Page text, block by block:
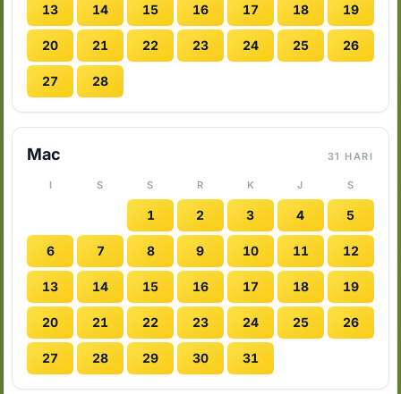
13 14 15 16 17 18 19
20 21 22 23 24 25 26
27 28
Mac 31 HARI
I S S R K J S
1 2 3 4 5
6 7 8 9 10 11 12
13 14 15 16 17 18 19
20 21 22 23 24 25 26
27 28 29 30 31